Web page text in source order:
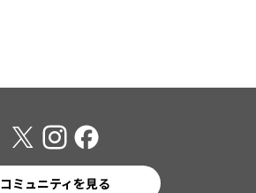
コミュニティを見る